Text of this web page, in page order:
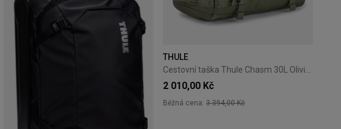
THULE
2 010,00 Kč
Běžná cena:3 394,00 Kč